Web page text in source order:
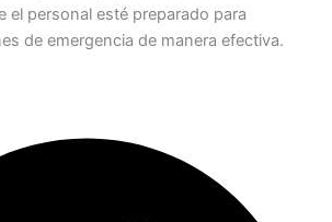
el personal esté preparado para
de emergencia de manera efectiva.